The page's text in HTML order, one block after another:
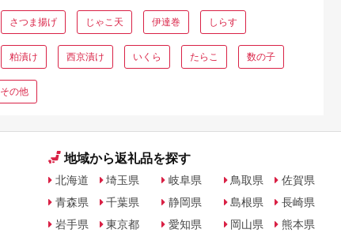
さつま揚げ じゃこ天 伊達巻 しらす
粕漬け 西京漬け いくら たらこ 数の子
その他
地域から返礼品を探す
北海道
青森県
岩手県
埼玉県
千葉県
東京都
岐阜県
静岡県
愛知県
鳥取県
島根県
岡山県
佐賀県
長崎県
熊本県